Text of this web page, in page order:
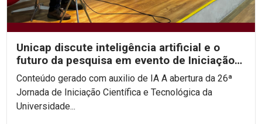
Unicap discute inteligência artificial e o
futuro da pesquisa em evento de Iniciação
Científica
Conteúdo gerado com auxilio de IA A abertura da 26ª
Jornada de Iniciação Científica e Tecnológica da
Universidade...